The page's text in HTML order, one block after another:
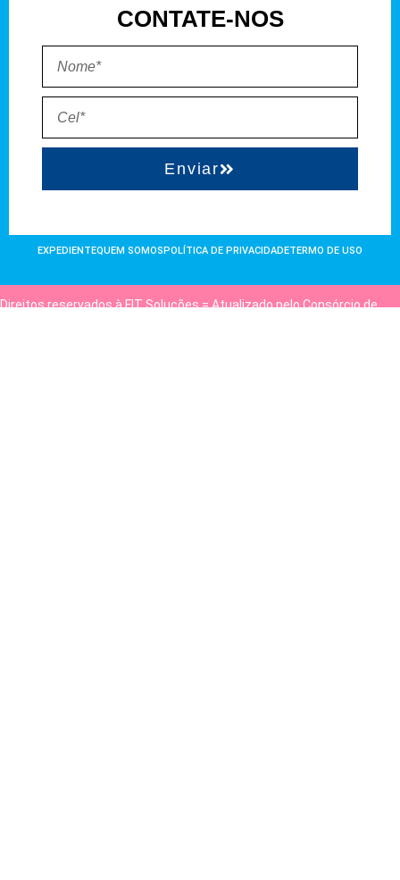
CONTATE-NOS
Enviar
EXPEDIENTEQUEM SOMOS POLÍTICA DE PRIVACIDADETERMO DE USO
Direitos reservados à FIT Soluções = Atualizado pelo Consórcio de